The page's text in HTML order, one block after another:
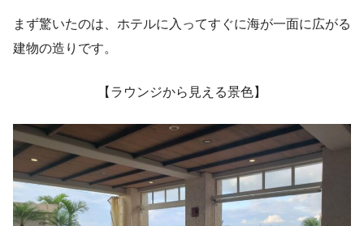
まず驚いたのは、ホテルに入ってすぐに海が一面に広がる
建物の造りです。
【ラウンジから見える景色】